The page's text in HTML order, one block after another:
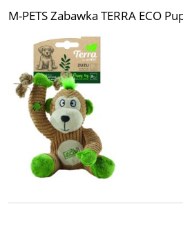
M-PETS Zabawka TERRA ECO